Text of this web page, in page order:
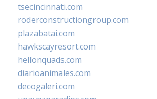
tsecincinnati.com
roderconstructiongroup.com
plazabatai.com
hawkscayresort.com
hellonquads.com
diarioanimales.com
decogaleri.com